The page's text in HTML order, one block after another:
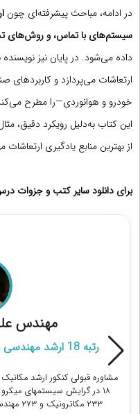
در ادامه، مباحث پیشرفته‌ای چون
سیستم‌های با تماس، و روش‌های
داده می‌شود. در پایان نیز نویسنده
ارتعاشات می‌پردازد و کاربردهای
خودرو و هوانوردی—را مطرح
این کتاب به‌دلیل رویکرد دقیق،
از بهترین منابع یادگیری
برای دانلود سایر کتب و جزوات
مهندس
رتبه 18 ارشد مهندسی مکانیک ساخت و تولید 1400
مشاوره قبولی کنکور ارشد
۲۳۳ مکاترونیک و ۲۷۳ مهندسی پزشکی : مشاوره تک تماس تلفنی